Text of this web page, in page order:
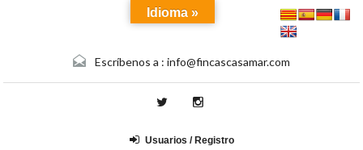
Escríbenos a : info@fincascasamar.com
Usuarios / Registro
Idioma »